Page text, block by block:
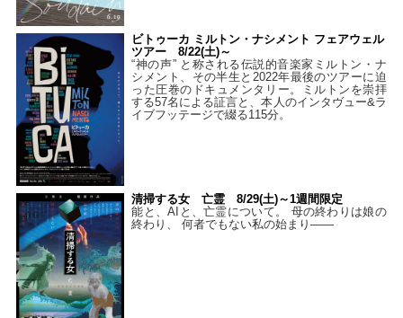
ビトゥーカ ミルトン・ナシメント フェアウェル
ツアー 8/22(土)～
“神の声” と称される伝説的音楽家ミルトン・ナ
シメント、その半生と2022年最後のツアーに迫
った圧巻のドキュメンタリー。ミルトンを崇拝
する57名による証言と、本人のインタヴュー&ラ
イブフッテージで綴る115分。
清掃する女 亡霊 8/29(土)～1週間限定
能と、AIと、亡霊について。 母の終わりは娘の
終わり、 何者でもない私の始まり――